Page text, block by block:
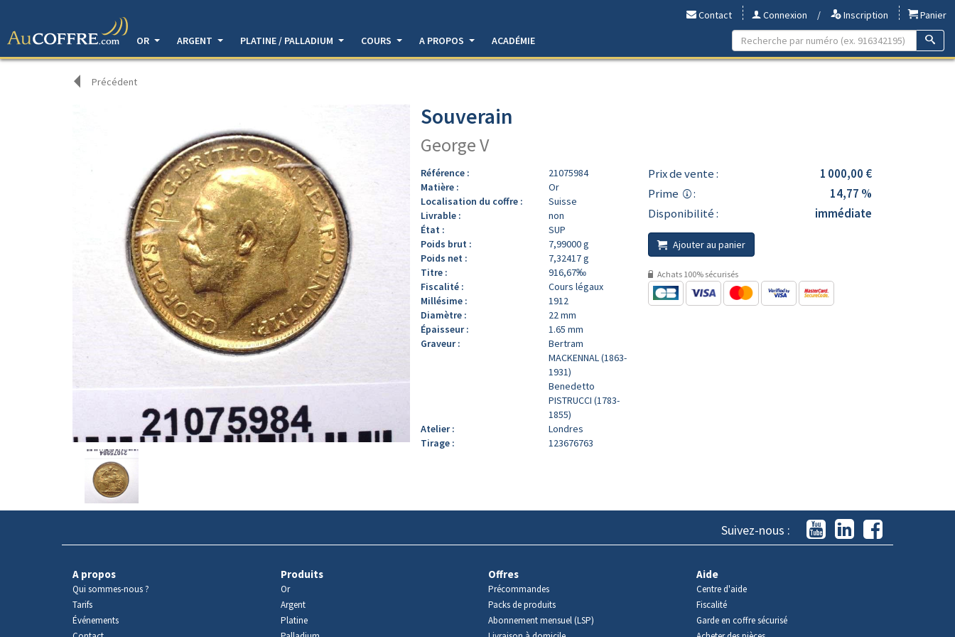
Contact Connexion / Inscription
Panier
OR
ARGENT PLATINE / PALLADIUM COURS A PROPOS ACADÉMIE
Précédent
Avers
produit
Souverain
George V
Référence :
21075984
Matière :
Or
Localisation du coffre :
Suisse
Livrable :
non
État :
SUP
Poids brut :
7,99000 g
Poids net :
7,32417 g
Titre :
916,67‰
Fiscalité :
Cours légaux
Millésime :
1912
Diamètre :
22 mm
Épaisseur :
1.65 mm
Graveur :
Bertram
MACKENNAL (1863-
1931)
Benedetto
PISTRUCCI (1783-
1855)
Atelier :
Londres
Tirage :
123676763
Prix de vente :
1 000,00 €
Prime
:
14,77 %
Disponibilité :
immédiate
Ajouter au panier
Achats 100% sécurisés
Suivez-nous :
A propos
Qui sommes-nous ?
Tarifs
Événements
Produits
Or
Argent
Platine
Offres
Précommandes
Packs de produits
Abonnement mensuel (LSP)
Aide
Centre d'aide
Fiscalité
Garde en coffre sécurisé